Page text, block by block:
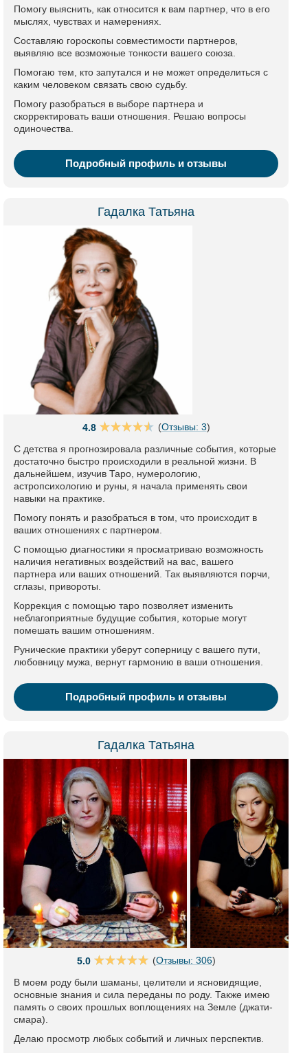
Помогу выяснить, как относится к вам партнер, что в его
мыслях, чувствах и намерениях.
Составляю гороскопы совместимости партнеров,
выявляю все возможные тонкости вашего союза.
Помогаю тем, кто запутался и не может определиться с
каким человеком связать свою судьбу.
Помогу разобраться в выборе партнера и
скорректировать ваши отношения. Решаю вопросы
одиночества.
Подробный профиль и отзывы
Гадалка Татьяна
4.8 (Отзывы: 3)
С детства я прогнозировала различные события, которые
достаточно быстро происходили в реальной жизни. В
дальнейшем, изучив Таро, нумерологию,
астропсихологию и руны, я начала применять свои
навыки на практике.
Помогу понять и разобраться в том, что происходит в
ваших отношениях с партнером.
С помощью диагностики я просматриваю возможность
наличия негативных воздействий на вас, вашего
партнера или ваших отношений. Так выявляются порчи,
сглазы, привороты.
Коррекция с помощью таро позволяет изменить
неблагоприятные будущие события, которые могут
помешать вашим отношениям.
Рунические практики уберут соперницу с вашего пути,
любовницу мужа, вернут гармонию в ваши отношения.
Подробный профиль и отзывы
Гадалка Татьяна
5.0 (Отзывы: 306)
В моем роду были шаманы, целители и ясновидящие,
основные знания и сила переданы по роду. Также имею
память о своих прошлых воплощениях на Земле (джати-
смара).
Делаю просмотр любых событий и личных перспектив.